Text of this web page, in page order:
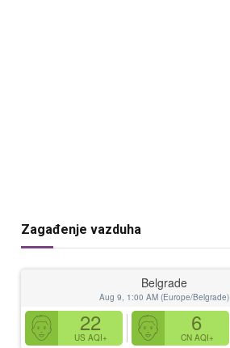
Zagađenje vazduha
Belgrade
Aug 9, 1:00 AM (Europe/Belgrade)
22
US AQI+
6
CN AQI+